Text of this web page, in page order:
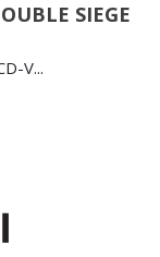
SIEGE
V...